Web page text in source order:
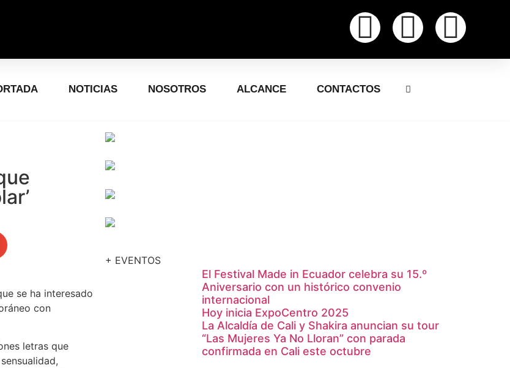
NOTICIAS NOSOTROS ALCANCE CONTACTOS
se ha interesado
con
letras que
+ EVENTOS
El Festival Made in Ecuador celebra su 15.º
Aniversario con un histórico convenio
internacional
Hoy inicia ExpoCentro 2025
La Alcaldía de Cali y Shakira anuncian su tour
“Las Mujeres Ya No Lloran” con parada
confirmada en Cali este octubre